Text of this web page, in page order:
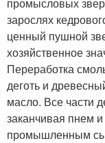
зарослях
ценный пушной
хозяйственное
Переработка
деготь и
масло. Все части
заканчивая пнем
промышленным